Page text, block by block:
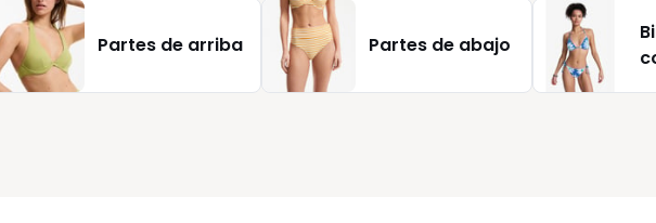
Partes de arriba Partes de abajo